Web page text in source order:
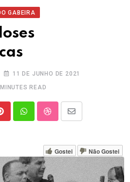
GABEIRA
11 DE JUNHO DE 2021
READ
WhatsappStumbleUpon
Share
Email
Gostei Não Gostei